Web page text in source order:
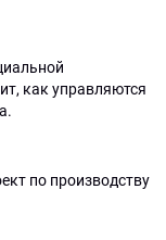
как управляются
по производству